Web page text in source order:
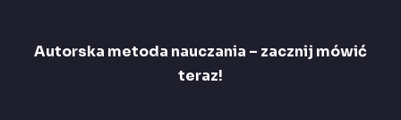
Autorska metoda nauczania – zacznij mówić
teraz!